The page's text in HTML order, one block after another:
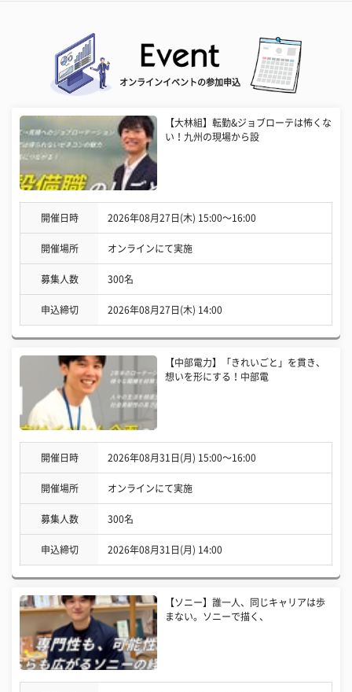
オンラインイベントの参加申込
【大林組】転勤&ジョブローテは怖くな
い！九州の現場から設
開催日時 2026年08月27日(木) 15:00〜16:00
開催場所 オンラインにて実施
募集人数 300名
申込締切 2026年08月27日(木) 14:00
【中部電力】「きれいごと」を貫き、
想いを形にする！中部電
開催日時 2026年08月31日(月) 15:00〜16:00
開催場所 オンラインにて実施
募集人数 300名
申込締切 2026年08月31日(月) 14:00
【ソニー】誰一人、同じキャリアは歩
まない。ソニーで描く、